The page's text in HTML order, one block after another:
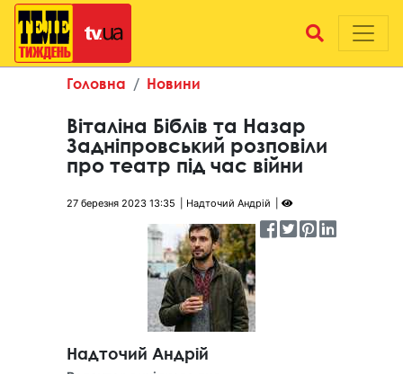
Головна Новини
Віталіна Біблів та Назар
Задніпровський розповіли
про театр під час війни
27 березня 2023 13:35 Надточий Андрій
Надточий Андрій